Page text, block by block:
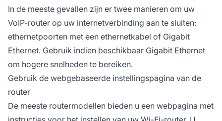
In de meeste gevallen zijn er twee manieren om uw
VoIP-router op uw internetverbinding aan te sluiten:
ethernetpoorten met een ethernetkabel of Gigabit
Ethernet. Gebruik indien beschikbaar Gigabit Ethernet
om hogere snelheden te bereiken.
Gebruik de webgebaseerde instellingspagina van de
router
De meeste routermodellen bieden u een webpagina met